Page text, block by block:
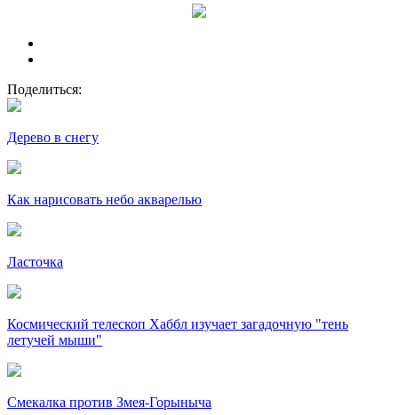
Поделиться:
Дерево в снегу
Как нарисовать небо акварелью
Ласточка
Космический телескоп Хаббл изучает загадочную "тень
летучей мыши"
Смекалка против Змея-Горыныча